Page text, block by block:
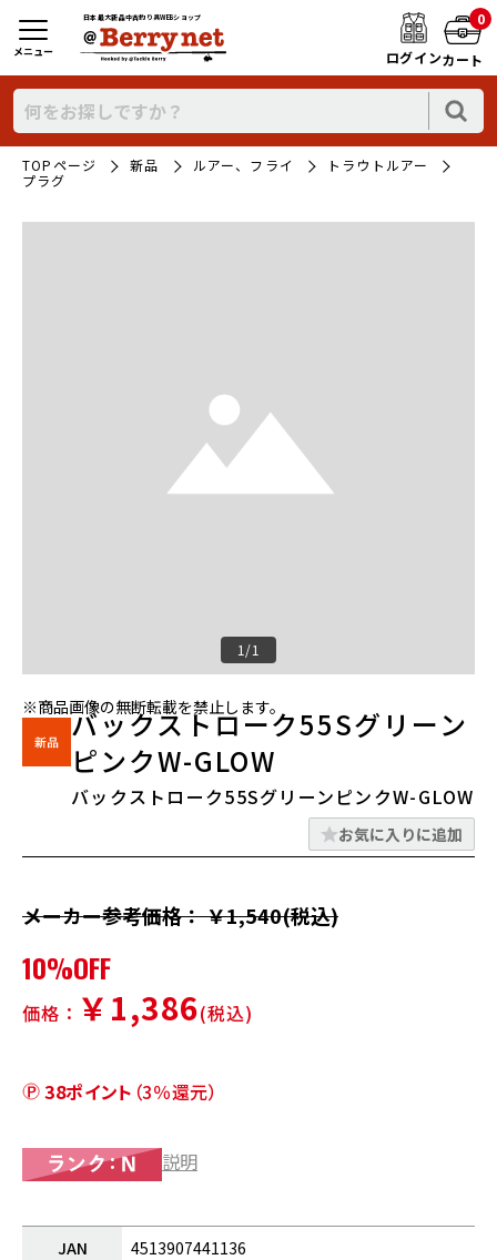
日本最大新品中古釣り具WEBショップ
ログイン
0
カート
メニュー
TOPページ 新品 ルアー、フライ
トラウトルアー
プラグ
1/1
※商品画像の無断転載を禁止します。
バックストローク55Sグリーン
ピンクW-GLOW
バックストローク55SグリーンピンクW-GLOW
お気に入りに追加
メーカー参考価格： ￥1,540(税込)
10%OFF
価格： ￥1,386(税込)
38ポイント （3％還元）
説明
JAN
4513907441136